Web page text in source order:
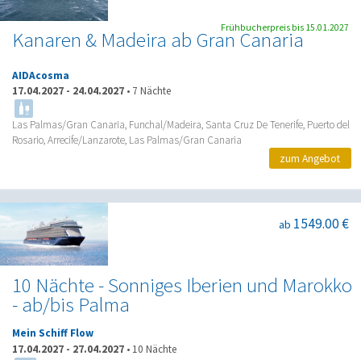
Kanaren & Madeira ab Gran Canaria
AIDAcosma
17.04.2027 - 24.04.2027 • 7 Nächte
Las Palmas/Gran Canaria, Funchal/Madeira, Santa Cruz De Tenerife, Puerto del
Rosario, Arrecife/Lanzarote, Las Palmas/Gran Canaria
Frühbucherpreis bis 15.01.2027
zum Angebot
10 Nächte - Sonniges Iberien und Marokko
- ab/bis Palma
ab 1549.00 €
Mein Schiff Flow
17.04.2027 - 27.04.2027 • 10 Nächte